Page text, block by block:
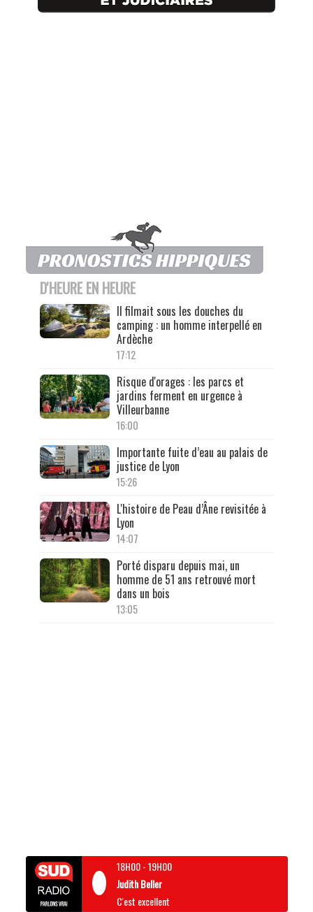
D'HEURE EN HEURE
Il filmait sous les douches du
camping : un homme interpellé en
Ardèche
17:12
Risque d'orages : les parcs et
jardins ferment en urgence à
Villeurbanne
16:00
Importante fuite d’eau au palais de
justice de Lyon
15:26
L'histoire de Peau d’Âne revisitée à
Lyon
14:07
Porté disparu depuis mai, un
homme de 51 ans retrouvé mort
dans un bois
13:05
18H00-19H00
Judith Beller
C'est excellent